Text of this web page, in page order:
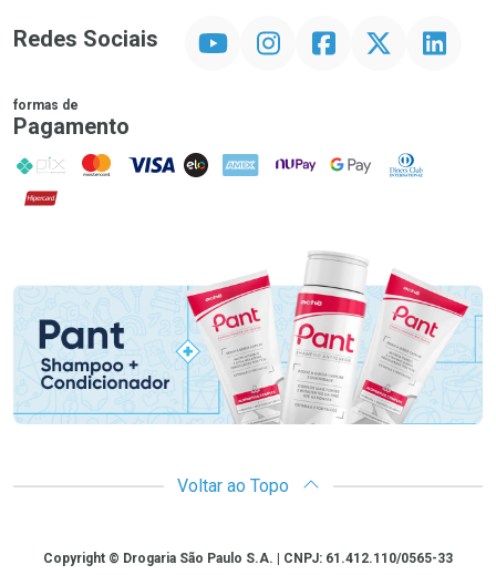
Redes Sociais InstagramFacebookTwitter Linkedin
formas de
Pagamento
PIX MasterCard
VISA ELO AMEX NuPay Google PayDiners Club
Hipercard
Promoção em Destaque
Voltar ao Topo
CopyrightCopyright © Drogaria São Paulo S.A. | CNPJ: 61.412.110/0565-33